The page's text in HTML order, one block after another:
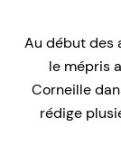
Au début des
le mépris
Corneille
rédige